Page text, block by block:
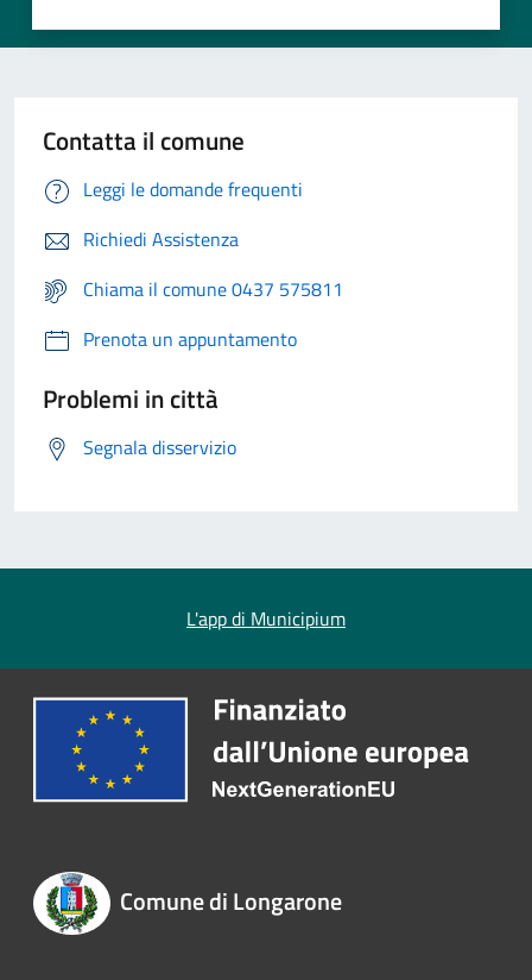
Contatta il comune
Leggi le domande frequenti
Richiedi Assistenza
Chiama il comune 0437 575811
Prenota un appuntamento
Problemi in città
Segnala disservizio
L'app di Municipium
Comune di Longarone